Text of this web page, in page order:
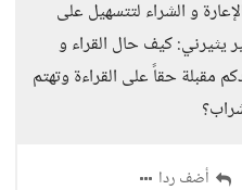
و الشراء لتتسهيل على
يثيرني: كيف حال القراء و
مقبلة حقاً على القراءة وتهتم
أضف ردا